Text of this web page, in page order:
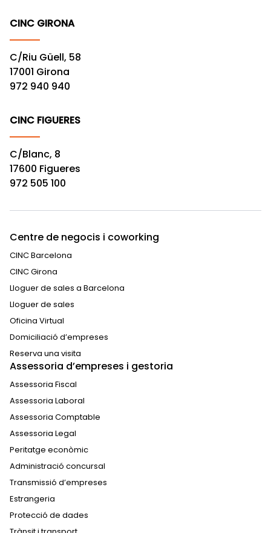
CINC GIRONA
C/Riu Güell, 58
17001 Girona
972 940 940
CINC FIGUERES
C/Blanc, 8
17600 Figueres
972 505 100
Centre de negocis i coworking
CINC Barcelona
CINC Girona
Lloguer de sales a Barcelona
Lloguer de sales
Oficina Virtual
Domiciliació d’empreses
Reserva una visita
Assessoria d’empreses i gestoria
Assessoria Fiscal
Assessoria Laboral
Assessoria Comptable
Assessoria Legal
Peritatge econòmic
Administració concursal
Transmissió d’empreses
Estrangeria
Protecció de dades